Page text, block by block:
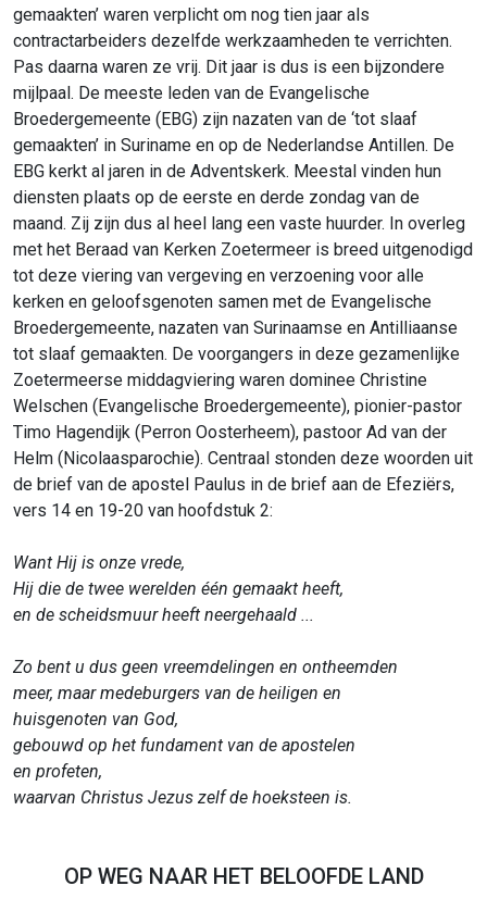
gemaakten’ waren verplicht om nog tien jaar als
contractarbeiders dezelfde werkzaamheden te verrichten.
Pas daarna waren ze vrij. Dit jaar is dus is een bijzondere
mijlpaal. De meeste leden van de Evangelische
Broedergemeente (EBG) zijn nazaten van de ‘tot slaaf
gemaakten’ in Suriname en op de Nederlandse Antillen. De
EBG kerkt al jaren in de Adventskerk. Meestal vinden hun
diensten plaats op de eerste en derde zondag van de
maand. Zij zijn dus al heel lang een vaste huurder. In overleg
met het Beraad van Kerken Zoetermeer is breed uitgenodigd
tot deze viering van vergeving en verzoening voor alle
kerken en geloofsgenoten samen met de Evangelische
Broedergemeente, nazaten van Surinaamse en Antilliaanse
tot slaaf gemaakten. De voorgangers in deze gezamenlijke
Zoetermeerse middagviering waren dominee Christine
Welschen (Evangelische Broedergemeente), pionier-pastor
Timo Hagendijk (Perron Oosterheem), pastoor Ad van der
Helm (Nicolaasparochie). Centraal stonden deze woorden uit
de brief van de apostel Paulus in de brief aan de Efeziërs,
vers 14 en 19-20 van hoofdstuk 2:
Want Hij is onze vrede,
Hij die de twee werelden één gemaakt heeft,
en de scheidsmuur heeft neergehaald ...
Zo bent u dus geen vreemdelingen en ontheemden
meer, maar medeburgers van de heiligen en
huisgenoten van God,
gebouwd op het fundament van de apostelen
en profeten,
waarvan Christus Jezus zelf de hoeksteen is.
OP WEG NAAR HET BELOOFDE LAND